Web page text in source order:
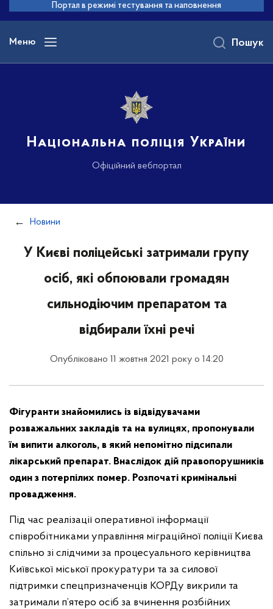
основного
вмісту
Портал в режимі тестування та наповнення
Меню
Національна поліція України
Офіційний вебпортал
Пошук
Новини
У Києві поліцейські затримали групу
осіб, які обпоювали громадян
сильнодіючим препаратом та
відбирали їхні речі
Опубліковано 11 жовтня 2021 року о 14:20
Фігуранти знайомились із відвідувачами
розважальних закладів та на вулицях, пропонували
їм випити алкоголь, в який непомітно підсипали
лікарський препарат. Внаслідок дій правопорушників
один з потерпілих помер. Розпочаті кримінальні
провадження.
Під час реалізації оперативної інформації
співробітниками управління міграційної поліції Києва
спільно зі слідчими за процесуального керівництва
Київської міської прокуратури та за силової
підтримки спецпризначенців КОРДу викрили та
затримали п’ятеро осіб за вчинення розбійних